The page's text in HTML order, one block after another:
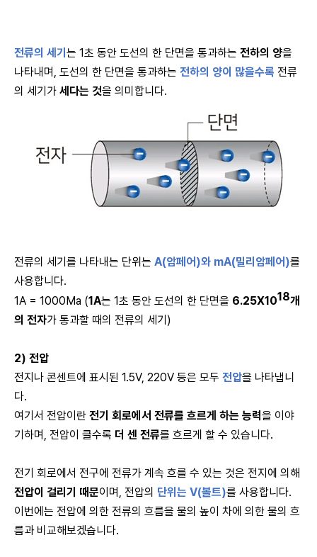
전류의 세기 는 1초 동안 도선의 한 단면을 통과하는 전하의 양을
나타내며, 도선의 한 단면을 통과하는 전하의 양이 많을수록 전류
의 세기가 세다는 것을 의미합니다.
전류의 세기를 나타내는 단위는 A(암페어)와 mA(밀리암페어)를
사용합니다.
1A = 1000Ma (1A는 1초 동안 도선의 한 단면을 6.25X1018개
의 전자가 통과할 때의 전류의 세기)
2) 전압
전지나 콘센트에 표시된 1.5V, 220V 등은 모두 전압을 나타냅니
다.
여기서 전압이란 전기 회로에서 전류를 흐르게 하는 능력을 이야
기하며, 전압이 클수록 더 센 전류를 흐르게 할 수 있습니다.
전기 회로에서 전구에 전류가 계속 흐를 수 있는 것은 전지에 의해
전압이 걸리기 때문이며, 전압의 단위는 V(볼트)를 사용합니다.
이번에는 전압에 의한 전류의 흐름을 물의 높이 차에 의한 물의 흐
름과 비교해보겠습니다.